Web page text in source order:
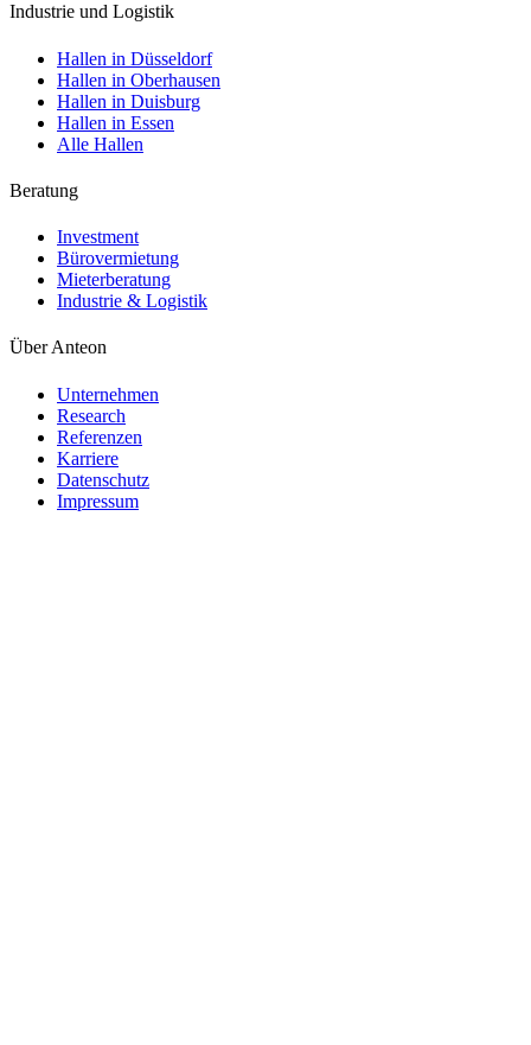
Industrie und Logistik
Hallen in Düsseldorf
Hallen in Oberhausen
Hallen in Duisburg
Hallen in Essen
Alle Hallen
Beratung
Investment
Bürovermietung
Mieterberatung
Industrie & Logistik
Über Anteon
Unternehmen
Research
Referenzen
Karriere
Datenschutz
Impressum